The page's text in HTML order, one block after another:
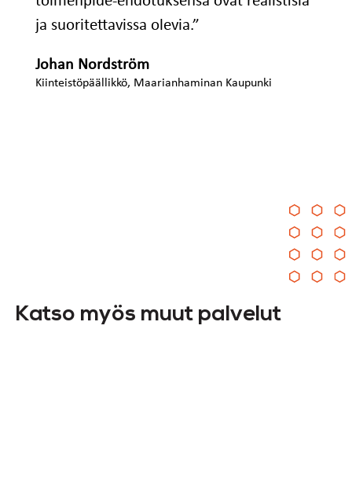
ja suoritettavissa olevia.”
Johan Nordström
Kiinteistöpäällikkö, Maarianhaminan Kaupunki
Katso myös muut palvelut